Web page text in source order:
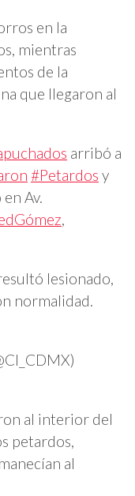
en la
mientras
de la
que llegaron al
arribó a
#Petardos y
Av.
,
lesionado,
normalidad.
al interior del
petardos,
al